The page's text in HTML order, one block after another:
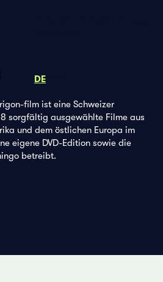
DE
film ist eine Schweizer
sorgfältig ausgewählte Filme aus
und dem östlichen Europa im
eigene DVD-Edition sowie die
betreibt.